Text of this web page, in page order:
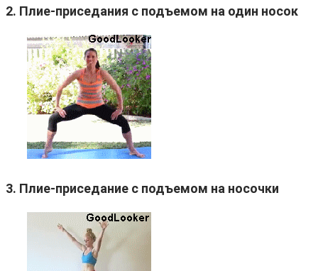
2. Плие-приседания с подъемом на один носок
3. Плие-приседание с подъемом на носочки